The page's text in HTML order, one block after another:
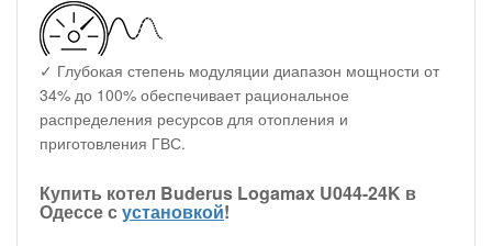
✓ Глубокая степень модуляции диапазон мощности от
34% до 100% обеспечивает рациональное
распределения ресурсов для отопления и
приготовления ГВС.
Купить котел Buderus Logamax U044-24K в
Одессе сустановкой!